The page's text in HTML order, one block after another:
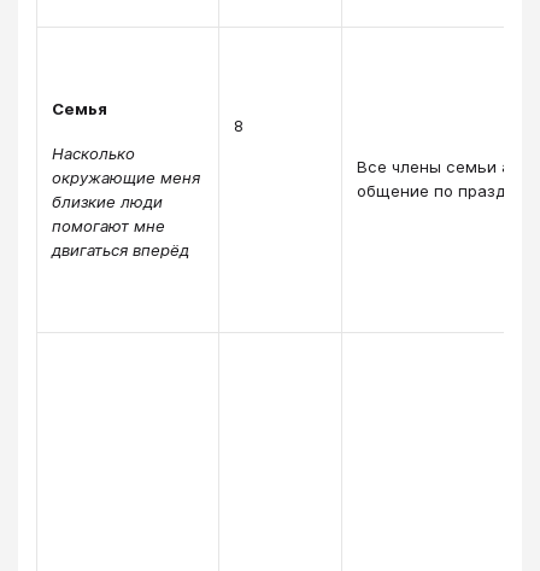
Семья
Насколько
окружающие меня
близкие люди
помогают мне
двигаться вперёд
8
Все члены семьи
общение по